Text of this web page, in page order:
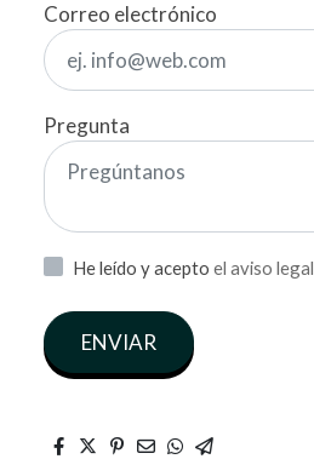
Correo electrónico
Pregunta
He leído y acepto el aviso legal
ENVIAR